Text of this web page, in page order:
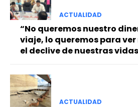
ACTUALIDAD
“No queremos nuestro
viaje, lo queremos para
el declive de nuestras
ACTUALIDAD